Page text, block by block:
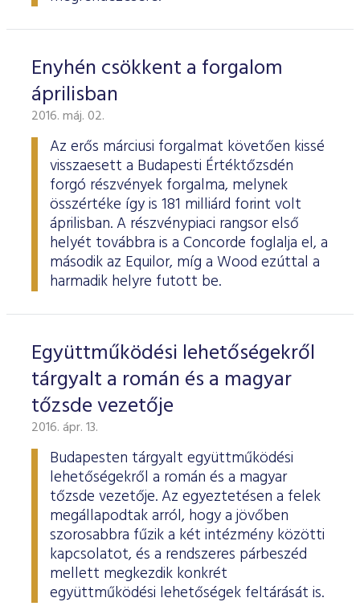
Enyhén csökkent a forgalom
áprilisban
2016. máj. 02.
Az erős márciusi forgalmat követően kissé
visszaesett a Budapesti Értéktőzsdén
forgó részvények forgalma, melynek
összértéke így is 181 milliárd forint volt
áprilisban. A részvénypiaci rangsor első
helyét továbbra is a Concorde foglalja el, a
második az Equilor, míg a Wood ezúttal a
harmadik helyre futott be.
Együttműködési lehetőségekről
tárgyalt a román és a magyar
tőzsde vezetője
2016. ápr. 13.
Budapesten tárgyalt együttműködési
lehetőségekről a román és a magyar
tőzsde vezetője. Az egyeztetésen a felek
megállapodtak arról, hogy a jövőben
szorosabbra fűzik a két intézmény közötti
kapcsolatot, és a rendszeres párbeszéd
mellett megkezdik konkrét
együttműködési lehetőségek feltárását is.